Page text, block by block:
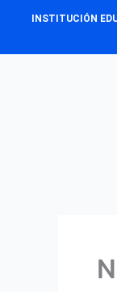
content
INSTITUCIÓN